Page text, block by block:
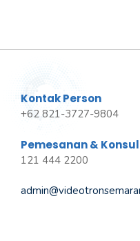
Kontak Person
+62 821-3727-9804
Pemesanan &
121 444 2200